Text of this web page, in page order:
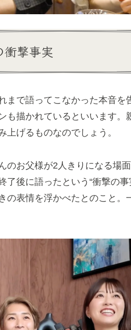
衝撃事実
まで語ってこなかった本音を
も描かれているといいます。
げるものなのでしょう。
のお父様が2人きりになる場
了後に語ったという“衝撃の
の表情を浮かべたとのこと。